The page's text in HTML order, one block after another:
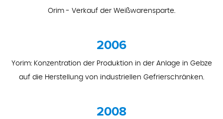
Orim - Verkauf der Weißwarensparte.
2006
Yorim: Konzentration der Produktion in der Anlage in Gebze
auf die Herstellung von industriellen Gefrierschränken.
2008